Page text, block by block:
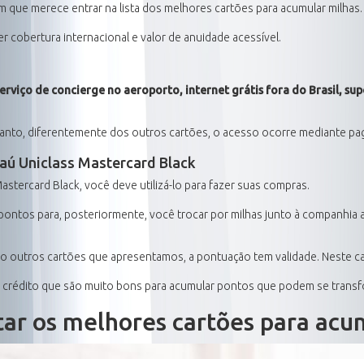
que merece entrar na lista dos melhores cartões para acumular milhas.
cobertura internacional e valor de anuidade acessível.
de concierge no aeroporto, internet grátis fora do Brasil,
diferentemente dos outros cartões, o acesso ocorre mediante
Uniclass Mastercard Black
Black, você deve utilizá-lo para fazer suas compras.
para, posteriormente, você trocar por milhas junto à companhia
outros cartões que apresentamos, a pontuação tem validade. Neste
que são muito bons para acumular pontos que podem se
os melhores cartões para